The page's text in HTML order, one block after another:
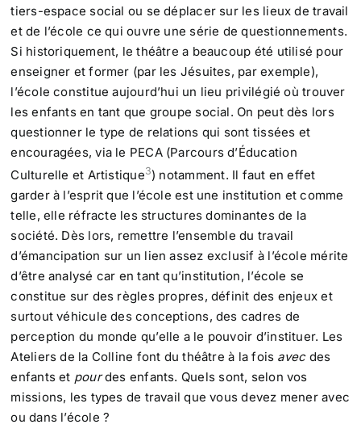
tiers-espace social ou se déplacer sur les lieux de travail
et de l’école ce qui ouvre une série de questionnements.
Si historiquement, le théâtre a beaucoup été utilisé pour
enseigner et former (par les Jésuites, par exemple),
l’école constitue aujourd’hui un lieu privilégié où trouver
les enfants en tant que groupe social. On peut dès lors
questionner le type de relations qui sont tissées et
encouragées, via le PECA (Parcours d’Éducation
Culturelle et Artistique3) notamment. Il faut en effet
garder à l’esprit que l’école est une institution et comme
telle, elle réfracte les structures dominantes de la
société. Dès lors, remettre l’ensemble du travail
d’émancipation sur un lien assez exclusif à l’école mérite
d’être analysé car en tant qu’institution, l’école se
constitue sur des règles propres, définit des enjeux et
surtout véhicule des conceptions, des cadres de
perception du monde qu’elle a le pouvoir d’instituer. Les
Ateliers de la Colline font du théâtre à la fois avecdes
enfants et pourdes enfants. Quels sont, selon vos
missions, les types de travail que vous devez mener avec
ou dans l’école ?